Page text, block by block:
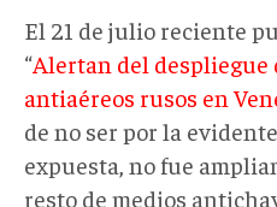
El 21 de julio reciente
“Alertan del despliegue
antiaéreos rusos en
de no ser por la
expuesta, no fue
resto de medios